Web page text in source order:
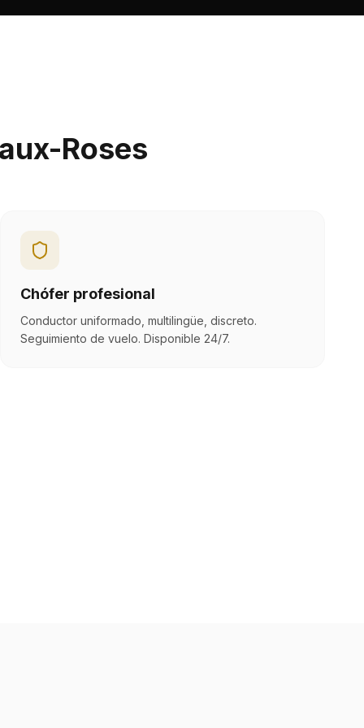
Roses
Chófer profesional
Conductor uniformado, multilingüe, discreto.
Seguimiento de vuelo. Disponible 24/7.